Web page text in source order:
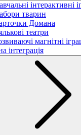
інтерактивні
тварин
Домана
театри
магнітні
інтеграція